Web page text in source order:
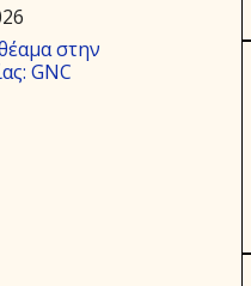
στην
GNC